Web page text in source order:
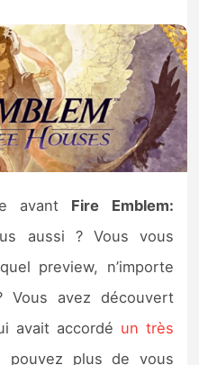
avant Fire Emblem:
aussi ? Vous vous
preview, n’importe
Vous avez découvert
avait accordé un très
pouvez plus de vous